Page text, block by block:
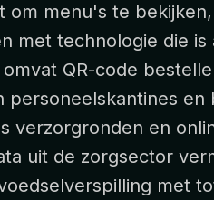
om menu's te
met technologie die is
QR-code
personeelskantines en
verzorgronden en
uit de zorgsector
met